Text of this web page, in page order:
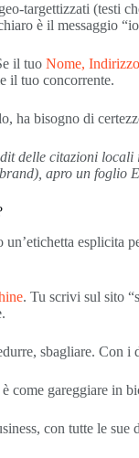
targettizzati (testi
è il messaggio
il tuo Nome,
il tuo concorrente.
ha bisogno di
delle citazioni locali
apro un
esplicita
. Tu scrivi sul sito
sbagliare. Con
come gareggiare
con tutte le